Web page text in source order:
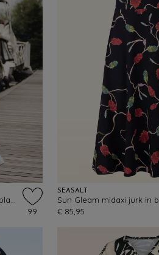
99
SEASALT
€ 85,95